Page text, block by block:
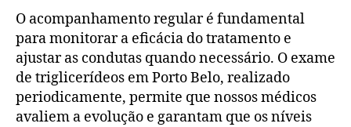
O acompanhamento regular é fundamental
para monitorar a eficácia do tratamento e
ajustar as condutas quando necessário. O exame
de triglicerídeos em Porto Belo, realizado
periodicamente, permite que nossos médicos
avaliem a evolução e garantam que os níveis